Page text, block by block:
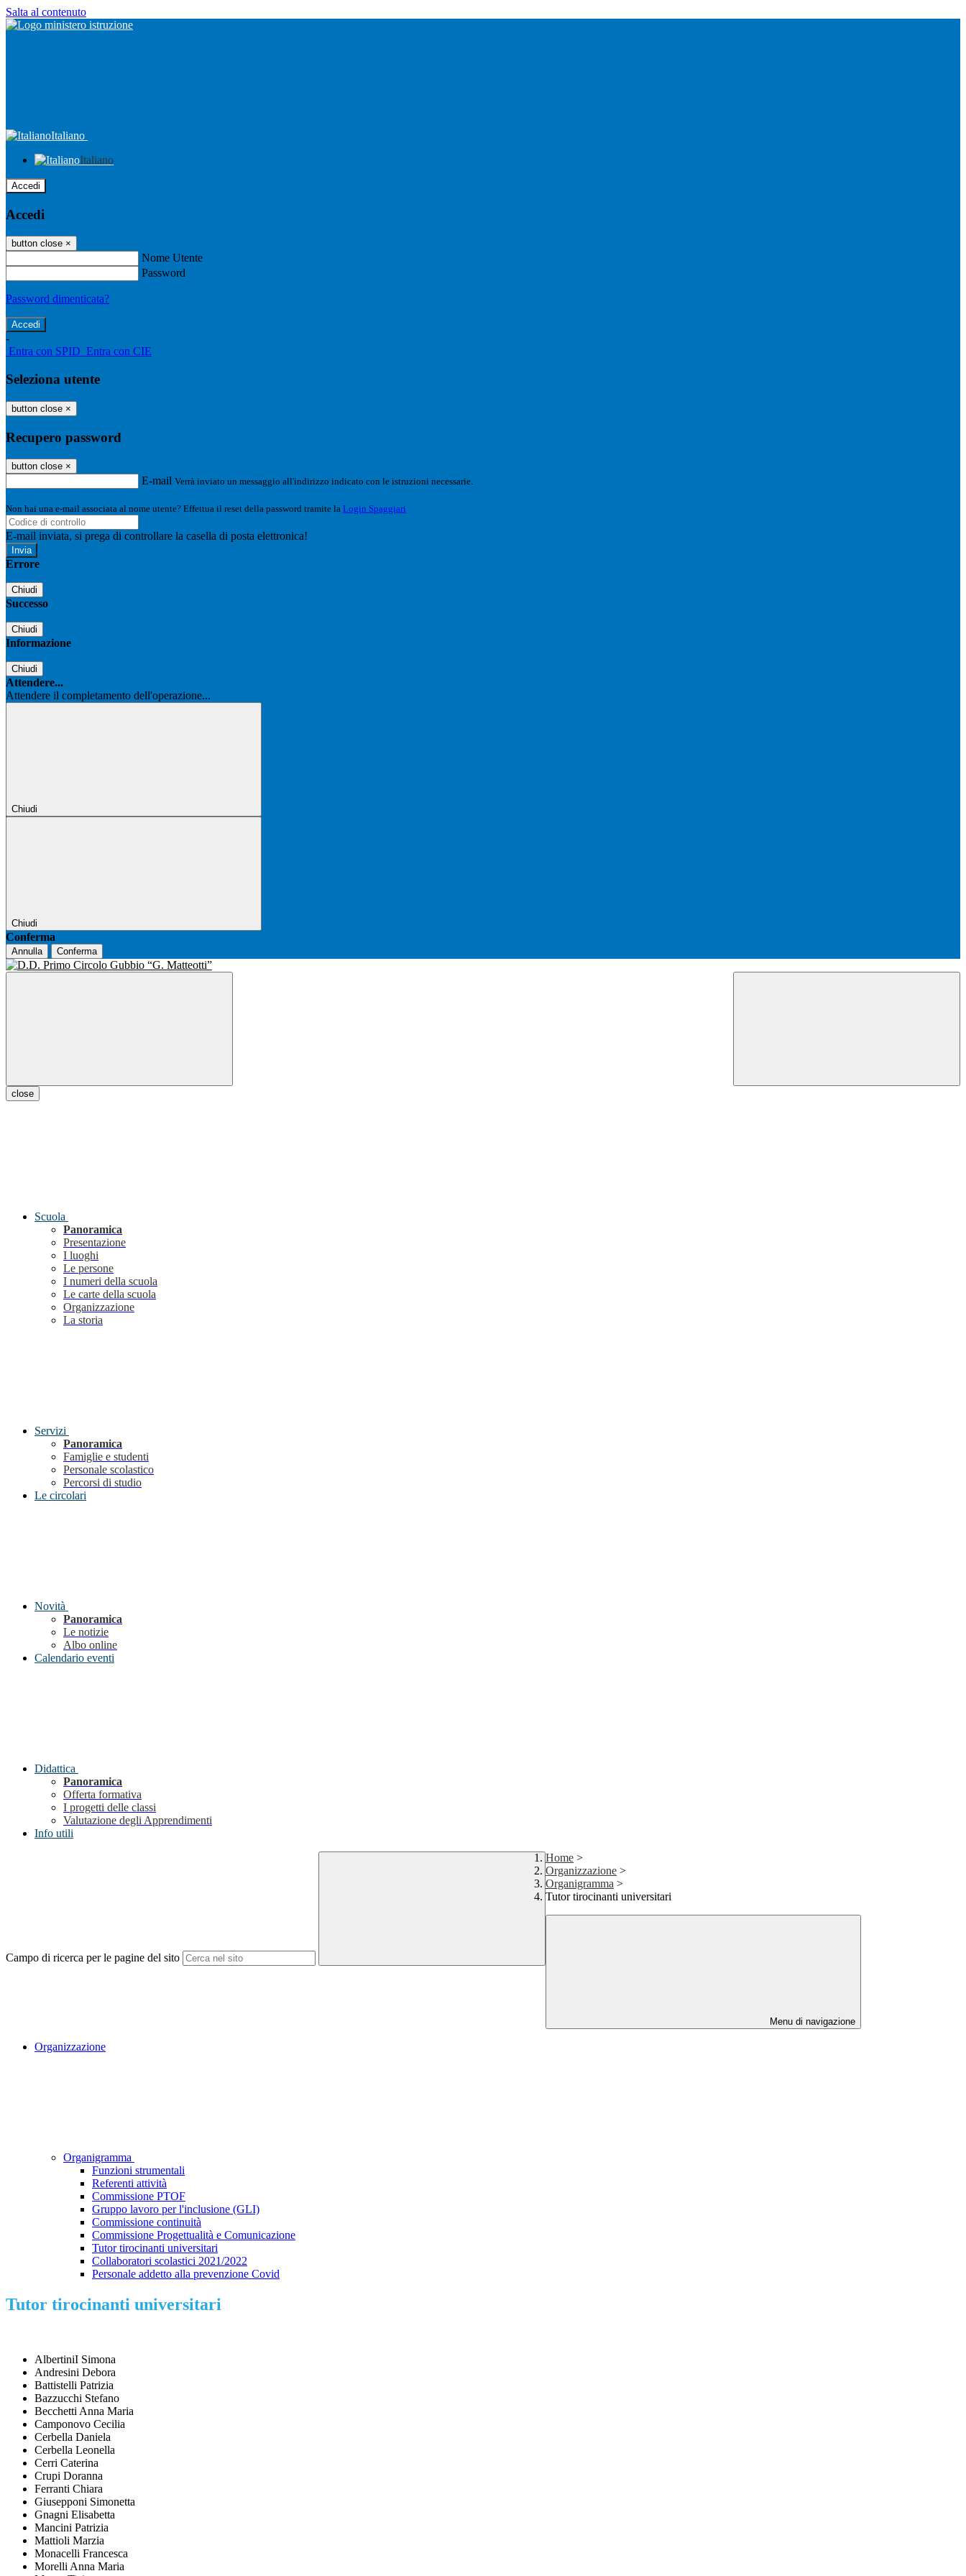
Salta al contenuto
Italiano
Italiano
Accedi
Accedi
button close ×
Nome Utente
Password
Password dimenticata?
-
Entra con SPID Entra con CIE
Seleziona utente
button close ×
Recupero password
button close ×
E-mail Verrà inviato un messaggio all'indirizzo indicato con le istruzioni necessarie.
Non hai una e-mail associata al nome utente? Effettua il reset della password tramite la Login Spaggiari
E-mail inviata, si prega di controllare la casella di posta elettronica!
Errore
Chiudi
Successo
Chiudi
Informazione
Chiudi
Attendere...
Attendere il completamento dell'operazione...
Chiudi
Chiudi
Conferma
Annulla Conferma
close
Scuola
Panoramica
Presentazione
I luoghi
Le persone
I numeri della scuola
Le carte della scuola
Organizzazione
La storia
Servizi
Panoramica
Famiglie e studenti
Personale scolastico
Percorsi di studio
Le circolari
Novità
Panoramica
Le notizie
Albo online
Calendario eventi
Didattica
Panoramica
Offerta formativa
I progetti delle classi
Valutazione degli Apprendimenti
Info utili
Campo di ricerca per le pagine del sito
Home >
Organizzazione >
Organigramma >
Tutor tirocinanti universitari
Menu di navigazione
Organizzazione
Organigramma
Funzioni strumentali
Referenti attività
Commissione PTOF
Gruppo lavoro per l'inclusione (GLI)
Commissione continuità
Commissione Progettualità e Comunicazione
Tutor tirocinanti universitari
Collaboratori scolastici 2021/2022
Personale addetto alla prevenzione Covid
Tutor tirocinanti universitari
AlbertiniI Simona
Andresini Debora
Battistelli Patrizia
Bazzucchi Stefano
Becchetti Anna Maria
Camponovo Cecilia
Cerbella Daniela
Cerbella Leonella
Cerri Caterina
Crupi Doranna
Ferranti Chiara
Giusepponi Simonetta
Gnagni Elisabetta
Mancini Patrizia
Mattioli Marzia
Monacelli Francesca
Morelli Anna Maria